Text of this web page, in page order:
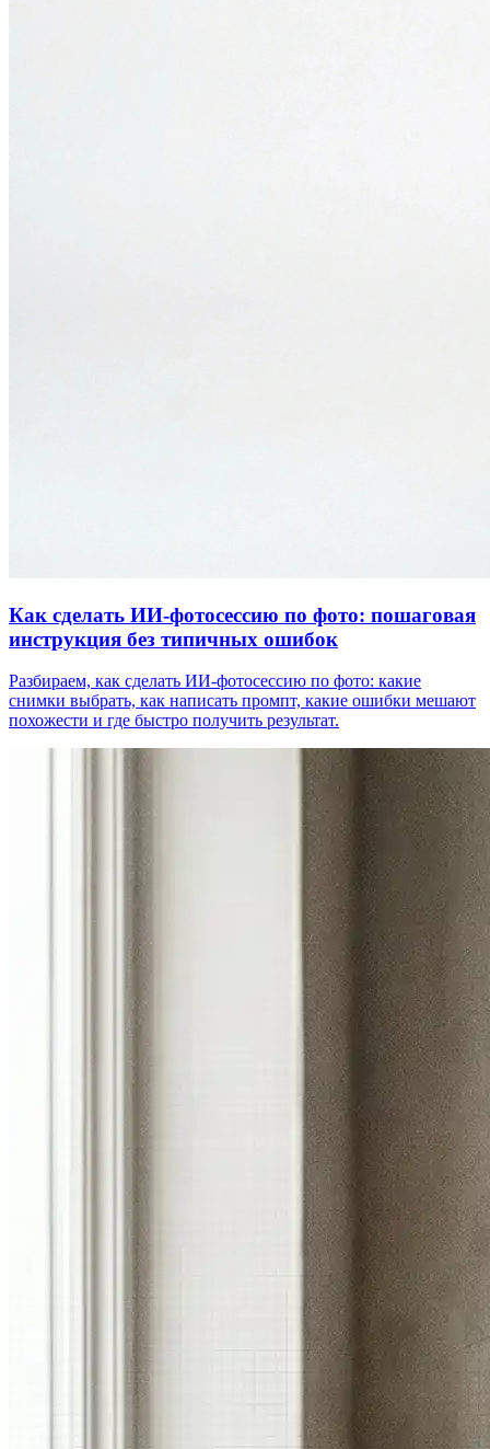
Как сделать ИИ-фотосессию по фото: пошаговая
инструкция без типичных ошибок
Разбираем, как сделать ИИ-фотосессию по фото: какие
снимки выбрать, как написать промпт, какие ошибки мешают
похожести и где быстро получить результат.